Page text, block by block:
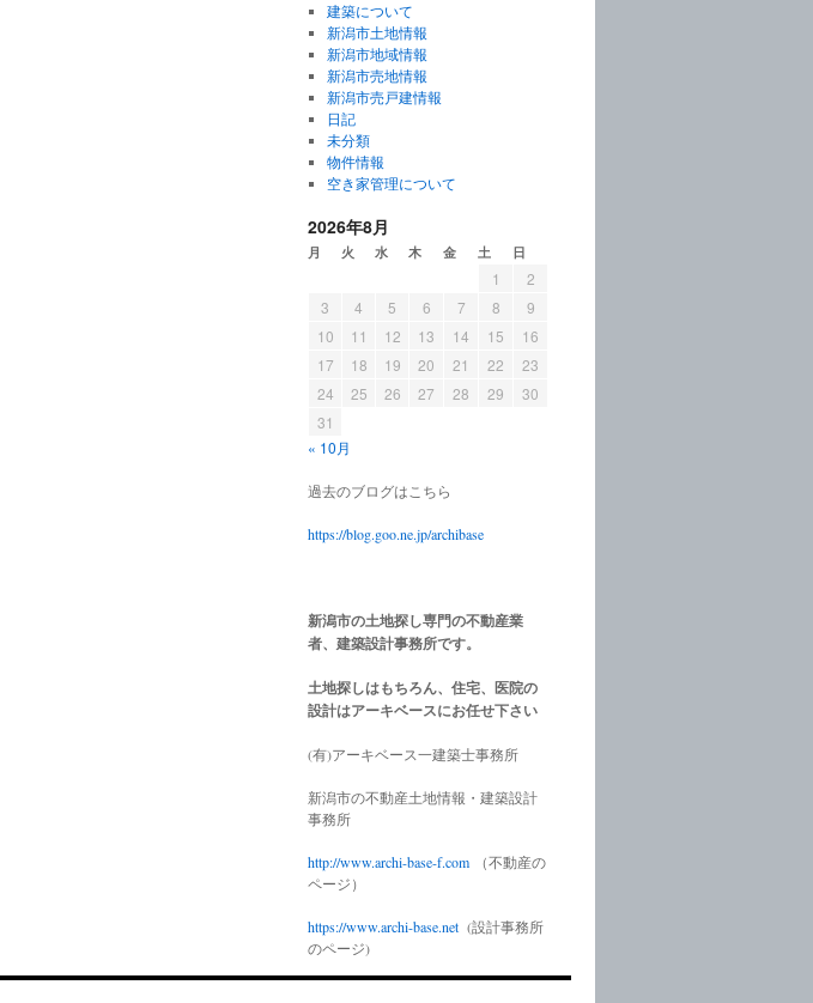
建築について
新潟市土地情報
新潟市地域情報
新潟市売地情報
新潟市売戸建情報
日記
未分類
物件情報
空き家管理について
2026年8月
月 火 水 木 金 土 日
« 10月
1
2
3
4 5 6 7 8
9
10
11 12 13 14 15
16
17
18 19 20 21 22
23
24
25 26 27 28 29
30
31
過去のブログはこちら
https://blog.goo.ne.jp/archibase
新潟市の土地探し専門の不動産業
者、建築設計事務所です。
土地探しはもちろん、住宅、医院の
設計はアーキベースにお任せ下さい
(有)アーキベース一建築士事務所
新潟市の不動産土地情報・建築設計
事務所
http://www.archi-base-f.com
（不動産の
ページ）
https://www.archi-base.net (設計事務所
のページ)